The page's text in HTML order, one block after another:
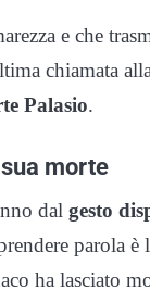
e che
chiamata
Palasio.
morte
dal gesto
parola
ha lasciato